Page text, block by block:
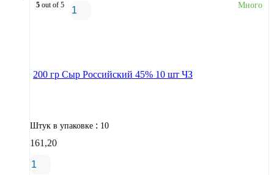
5 out of 5 Много
200 гр Сыр Российский 45% 10 шт ЧЗ
Штук в упаковке : 10
161,20